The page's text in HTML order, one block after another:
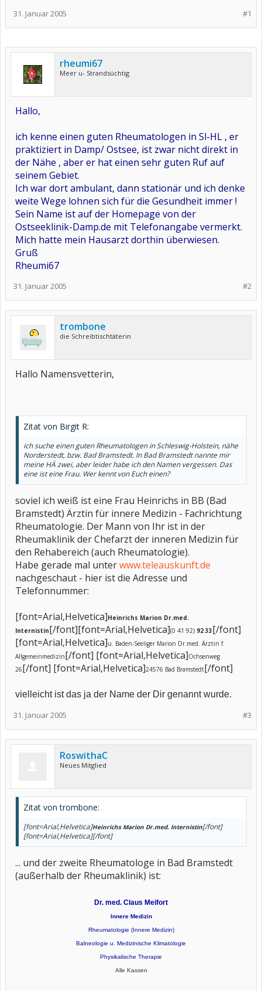
#1
31. Januar 2005
rheumi67
Meer u- Strandsüchtig
Hallo,
ich kenne einen guten Rheumatologen in Sl-HL , er
praktiziert in Damp/ Ostsee, ist zwar nicht direkt in
der Nähe , aber er hat einen sehr guten Ruf auf
seinem Gebiet.
Ich war dort ambulant, dann stationär und ich denke
weite Wege lohnen sich für die Gesundheit immer !
Sein Name ist auf der Homepage von der
Ostseeklinik-Damp.de mit Telefonangabe vermerkt.
Mich hatte mein Hausarzt dorthin überwiesen.
Gruß
Rheumi67
#2
31. Januar 2005
trombone
die Schreibtischtäterin
Hallo Namensvetterin,
Zitat von Birgit R:
ich suche einen guten Rheumatologen in Schleswig-Holstein, nähe
Norderstedt, bzw. Bad Bramstedt. In Bad Bramstedt nannte mir
meine HÄ zwei, aber leider habe ich den Namen vergessen. Das
eine ist eine Frau. Wer kennt von Euch einen?
soviel ich weiß ist eine Frau Heinrichs in BB (Bad
Bramstedt) Ärztin für innere Medizin - Fachrichtung
Rheumatologie. Der Mann von Ihr ist in der
Rheumaklinik der Chefarzt der inneren Medizin für
den Rehabereich (auch Rheumatologie).
Habe gerade mal unterwww.teleauskunft.de
nachgeschaut - hier ist die Adresse und
Telefonnummer:
[font=Arial,Helvetica]Heinrichs Marion Dr.med.
Internistin[/font][font=Arial,Helvetica](0 41 92) 92 33[/font]
[font=Arial,Helvetica]u. Baden-Seeliger Marion Dr.med. Ärztin f.
Allgemeinmedizin[/font] [font=Arial,Helvetica]Ochsenweg
26[/font] [font=Arial,Helvetica]24576 Bad Bramstedt[/font]
vielleicht ist das ja der Name der Dir genannt wurde.
#3
31. Januar 2005
RoswithaC
Neues Mitglied
Zitat von trombone:
[font=Arial,Helvetica]Heinrichs Marion Dr.med. Internistin[/font]
[font=Arial,Helvetica][/font]
... und der zweite Rheumatologe in Bad Bramstedt
(außerhalb der Rheumaklinik) ist:
Dr. med. Claus Meifort
Innere Medizin
Rheumatologie (Innere Medizin)
Balneologie u. Medizinische Klimatologie
Physikalische Therapie
Alle Kassen